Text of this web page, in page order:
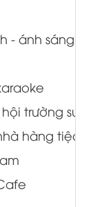
- ánh sáng
trường sự
hàng tiệc